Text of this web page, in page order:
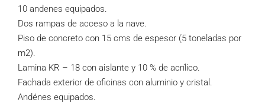
10 andenes equipados.
Dos rampas de acceso a la nave.
Piso de concreto con 15 cms de espesor (5 toneladas por
m2).
Lamina KR – 18 con aislante y 10 % de acrílico.
Fachada exterior de oficinas con aluminio y cristal.
Andénes equipados.